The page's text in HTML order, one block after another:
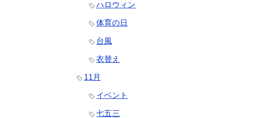
ハロウィン
体育の日
台風
衣替え
11月
イベント
七五三